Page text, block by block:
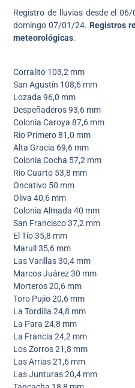
Registro de lluvias desde el
domingo 07/01/24. Registros
meteorológicas.
Corralito 103,2 mm
San Agustín 108,6 mm
Lozada 96,0 mm
Despeñaderos 93,6 mm
Colonia Caroya 87,6 mm
Rio Primero 81,0 mm
Alta Gracia 69,6 mm
Colonia Cocha 57,2 mm
Rio Cuarto 53,8 mm
Oncativo 50 mm
Oliva 40,6 mm
Colonia Almada 40 mm
San Francisco 37,2 mm
El Tío 35,8 mm
Marull 35,6 mm
Las Varillas 30,4 mm
Marcos Juárez 30 mm
Morteros 20,6 mm
Toro Pujio 20,6 mm
La Tordilla 24,8 mm
La Para 24,8 mm
La Francia 24,2 mm
Los Zorros 21,8 mm
Las Arrias 21,6 mm
Las Junturas 20,4 mm